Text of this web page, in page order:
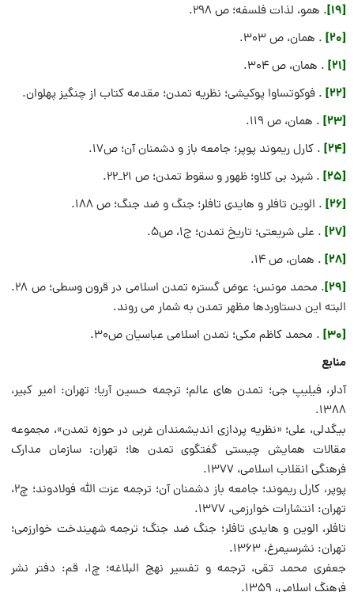
[19] . همو، لذات فلسفه؛ ص ۲۹۸.
[20] . همان، ص ۳۰۳.
[21] . همان، ص ۳۰۴.
[22] . فوکوتساوا پوکیشی؛ نظریه تمدن؛ مقدمه کتاب از چنگیز پهلوان.
[23] . همان، ص ۱۱۹.
[24] . کارل ریموند پوپر؛ جامعه باز و دشمنان آن؛ ص۱۷.
[25] . شپرد بی کلاو؛ ظهور و سقوط تمدن؛ ص ۲۱_۲۲.
[26] . الوین تافلر و هایدی تافلر؛ جنگ و ضد جنگ؛ ص ۱۸۸.
[27] . على شريعتی؛ تاریخ تمدن؛ ج۱، ص۵.
[28] . همان، ص ۱۴.
[29]
. محمد مونس؛ عوض گستره تمدن اسلامی در قرون وسطی؛ ص ۲۸.
البته این دستاوردها مظهر تمدن به شمار می روند.
[30] . محمد کاظم مکی؛ تمدن اسلامی عباسیان ص۳۰.
منابع
آدلر، فیلیپ جی؛ تمدن های عالم؛ ترجمه حسین آریا؛ تهران: امیر کبیر،
1388.
بیگدلی، علی؛ «نظریه پردازی اندیشمندان غربی در حوزه تمدن»، مجموعه
مقالات همایش چیستی گفتگوی تمدن ها؛ تهران: سازمان مدارک
فرهنگی انقلاب اسلامی، 1377.
پوپر، کارل ریموند؛ جامعه باز دشمنان آن؛ ترجمه عزت الله فولادوند؛ چ2،
تهران: انتشارات خوارزمی، 1377.
تافلر، الوین و هایدی تافلر؛ جنگ ضد جنگ؛ ترجمه شهیندخت خوارزمی؛
تهران: نشرسیمرغ، 1363.
جعفری محمد تقی، ترجمه و تفسیر نهج البلاغه؛ چ1، قم: دفتر نشر